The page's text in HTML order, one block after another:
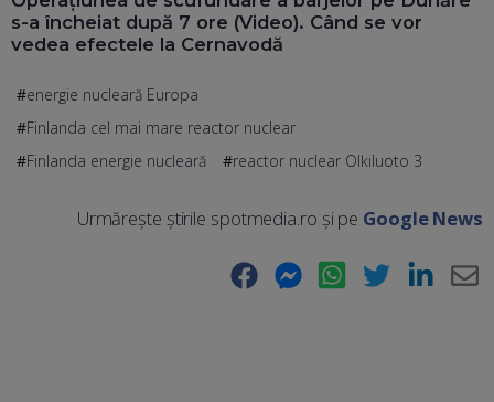
s-a încheiat după 7 ore (Video). Când se vor
vedea efectele la Cernavodă
energie nucleară Europa
Finlanda cel mai mare reactor nuclear
Finlanda energie nucleară
reactor nuclear Olkiluoto 3
Urmărește știrile spotmedia.ro și pe Google News
Facebook Messenger WhatsApp Twitter LinkedIn